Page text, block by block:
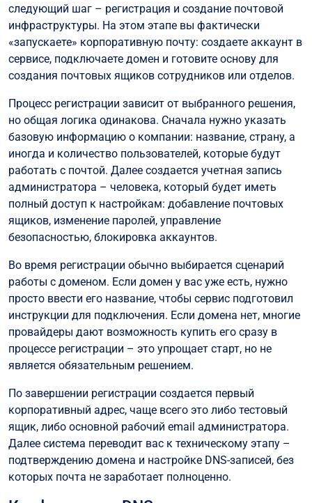
следующий шаг – регистрация и создание почтовой
инфраструктуры. На этом этапе вы фактически
«запускаете» корпоративную почту: создаете аккаунт в
сервисе, подключаете домен и готовите основу для
создания почтовых ящиков сотрудников или отделов.
Процесс регистрации зависит от выбранного решения,
но общая логика одинакова. Сначала нужно указать
базовую информацию о компании: название, страну, а
иногда и количество пользователей, которые будут
работать с почтой. Далее создается учетная запись
администратора – человека, который будет иметь
полный доступ к настройкам: добавление почтовых
ящиков, изменение паролей, управление
безопасностью, блокировка аккаунтов.
Во время регистрации обычно выбирается сценарий
работы с доменом. Если домен у вас уже есть, нужно
просто ввести его название, чтобы сервис подготовил
инструкции для подключения. Если домена нет, многие
провайдеры дают возможность купить его сразу в
процессе регистрации – это упрощает старт, но не
является обязательным решением.
По завершении регистрации создается первый
корпоративный адрес, чаще всего это либо тестовый
ящик, либо основной рабочий email администратора.
Далее система переводит вас к техническому этапу –
подтверждению домена и настройке DNS-записей, без
которых почта не заработает полноценно.